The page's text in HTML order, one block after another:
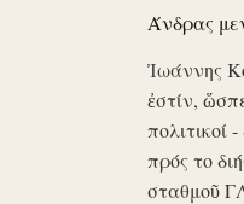
Άνδρας
Ἰωάννης
ἐστίν,
πολιτικοί
πρός το
σταθμοῦ